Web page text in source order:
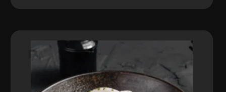
fost:
228,00 MDL.
198,00 MDL.